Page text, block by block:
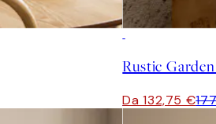
Rustic
Da 132,75 €